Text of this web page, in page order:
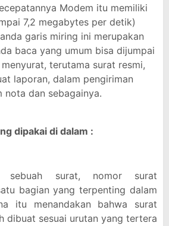
Modem itu memiliki
7,2 megabytes per detik)
garis miring ini merupakan
baca yang umum bisa dijumpai
terutama surat resmi,
laporan, dalam pengiriman
nota dan sebagainya.
dipakai di dalam :
sebuah surat, nomor surat
bagian yang terpenting dalam
itu menandakan bahwa surat
dibuat sesuai urutan yang tertera